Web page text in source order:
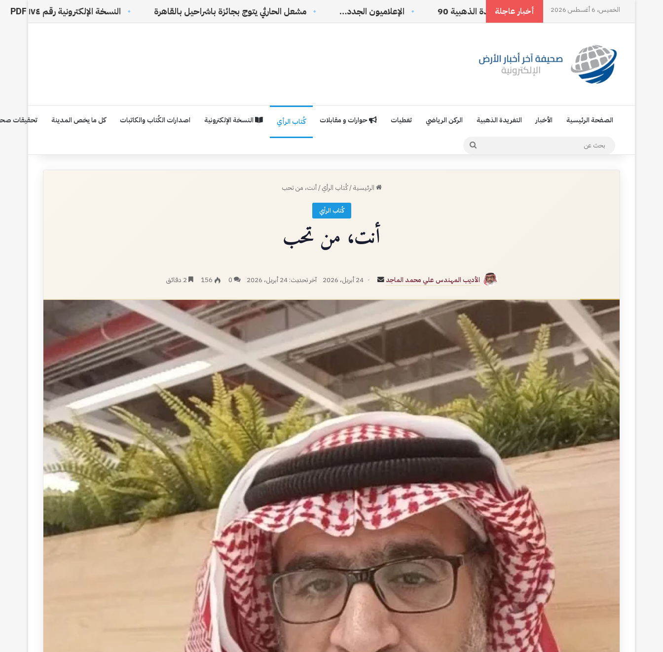
الخميس، 6 أغسطس 2026 أخبار عاجلة هويتي الأولى التغريدة الذهبية 90 الإعلاميون الجدد… ‏‎مشعل الحارثي يتوج بجائزة باشراحيل بالقاهرة النسخة الإلكترونية رقم ١٧٤ PDF في ظلال
الصفحة الرئيسية الأخبار التغريدة الذهبية الركن الرياضي تغطيات حوارات و مقابلات كُتاب الرأي النسخة الإلكترونية اصدارات الكُتاب والكاتبات كل ما يخص المدينة تحقيقات
بحث
الرئيسية/كُتاب الرأي/أنت، من تحب
كُتاب الرأي
أنت، من تحب
الأديب المهندس علي محمد الماجد
أرسل
إلكترونيا
24 أبريل، 2026 آخر تحديث: 24 أبريل، 2026 0
156